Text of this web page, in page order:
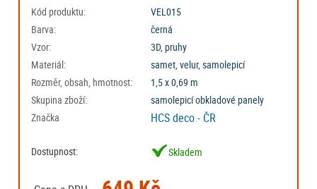
Kód produktu:
VEL015
Barva:
černá
Vzor:
3D, pruhy
Materiál:
samet, velur, samolepicí
Rozměr, obsah, hmotnost:
1,5 x 0,69 m
Skupina zboží:
samolepicí obkladové panely
Značka
HCS deco - ČR
Dostupnost: Skladem